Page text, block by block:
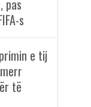
pas
s
e tij
të